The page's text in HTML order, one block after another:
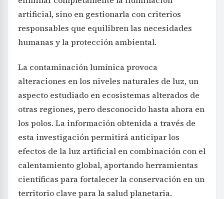
artificial, sino en gestionarla con criterios
responsables que equilibren las necesidades
humanas y la protección ambiental.
La contaminación lumínica provoca
alteraciones en los niveles naturales de luz, un
aspecto estudiado en ecosistemas alterados de
otras regiones, pero desconocido hasta ahora en
los polos. La información obtenida a través de
esta investigación permitirá anticipar los
efectos de la luz artificial en combinación con el
calentamiento global, aportando herramientas
científicas para fortalecer la conservación en un
territorio clave para la salud planetaria.